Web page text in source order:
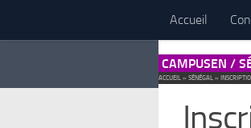
Accueil
CAMPUSEN /
ACCUEIL » SÉNÉGAL »